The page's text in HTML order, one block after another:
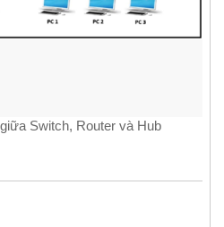
Switch, Router và Hub